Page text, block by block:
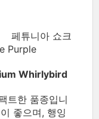
페튜니아 쇼크
Purple
Whirlybird
트한 품종입니
좋으며, 행잉